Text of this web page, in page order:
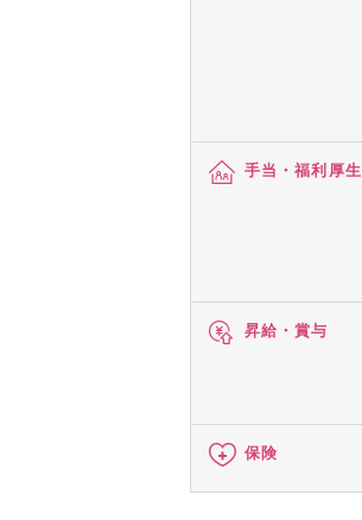
手当・福利厚生
昇給・賞与
保険